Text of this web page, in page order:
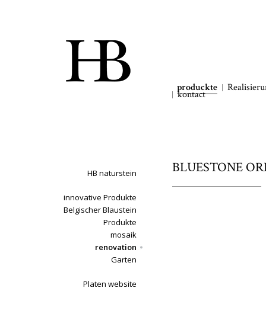
produckte
kontact
HB naturstein
innovative Produkte
Belgischer Blaustein
Produkte
mosaik
renovation
Garten
Platen website
BLUESTONE